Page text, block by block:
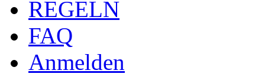
REGELN
FAQ
Anmelden